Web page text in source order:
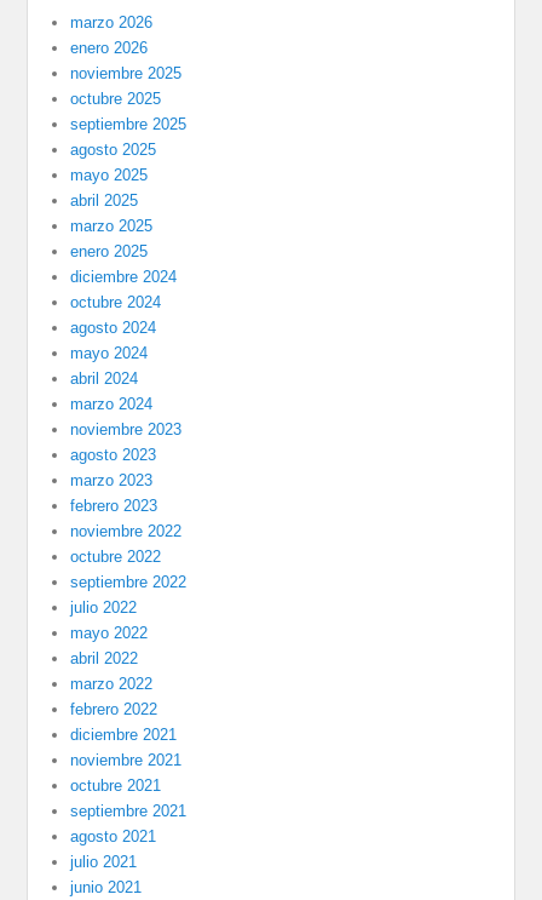
marzo 2026
enero 2026
noviembre 2025
octubre 2025
septiembre 2025
agosto 2025
mayo 2025
abril 2025
marzo 2025
enero 2025
diciembre 2024
octubre 2024
agosto 2024
mayo 2024
abril 2024
marzo 2024
noviembre 2023
agosto 2023
marzo 2023
febrero 2023
noviembre 2022
octubre 2022
septiembre 2022
julio 2022
mayo 2022
abril 2022
marzo 2022
febrero 2022
diciembre 2021
noviembre 2021
octubre 2021
septiembre 2021
agosto 2021
julio 2021
junio 2021